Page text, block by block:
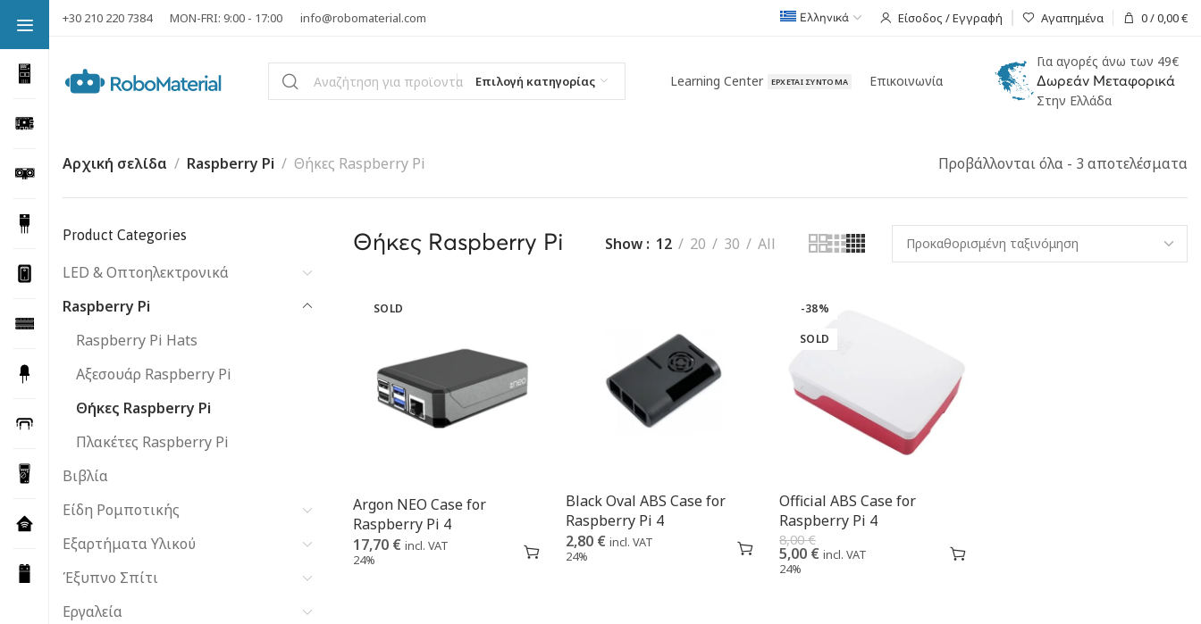
+30 210 220 7384 MON-FRI: 9:00 - 17:00 info@robomaterial.com Ελληνικά Είσοδος / Εγγραφή Αγαπημένα 0/0,00€
Επιλογή κατηγορίας Learning Center ΈΡΧΕΤΑΙ ΣΎΝΤΟΜΑ Επικοινωνία
Για αγορές άνω των 49€
Δωρεάν Μεταφορικά
Στην Ελλάδα
Αρχική σελίδα Raspberry Pi Θήκες Raspberry Pi Προβάλλονται όλα - 3 αποτελέσματα
Product Categories
LED & Οπτοηλεκτρονικά
Raspberry Pi
Raspberry Pi Hats
Αξεσουάρ Raspberry Pi
Θήκες Raspberry Pi
Πλακέτες Raspberry Pi
Βιβλία
Είδη Ρομποτικής
Εξαρτήματα Υλικού
Έξυπνο Σπίτι
Εργαλεία
Θήκες Raspberry Pi Show 12 20 30 All
SOLD
Argon NEO Case for
Raspberry Pi 4
17,70 € incl. VAT
24%
Black Oval ABS Case for
Raspberry Pi 4
2,80 € incl. VAT
24%
-38%
SOLD
Official ABS Case for
Raspberry Pi 4
8,00€
5,00 € incl. VAT
24%